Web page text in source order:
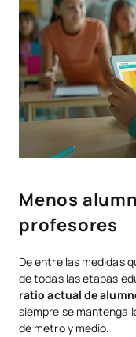
Menos
profesores
De entre las medidas
de todas las etapas
ratio actual de
siempre se mantenga
de metro y medio.